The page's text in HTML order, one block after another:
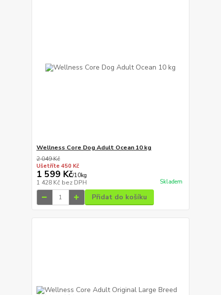
Wellness Core Dog Adult Ocean 10 kg
2 049 Kč
Ušetříte 450 Kč
1 599 Kč/10kg
1 428 Kč bez DPH Skladem
Přidat do košíku